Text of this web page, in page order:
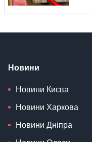
Новини
Новини Києва
Новини Харкова
Новини Дніпра